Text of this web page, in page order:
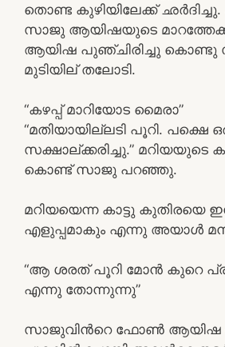
തൊണ്ട കുഴിയിലേക്ക് ഛർദിച്ചു.
സാജു ആയിഷയുടെ
ആയിഷ പുഞ്ചിരിച്ചു കൊണ്ടു
മുടിയില് തലോടി.
“കഴപ്പ് മാറിയോട മൈരാ”
“മതിയായില്ലടി പൂറി. പക്ഷെ
സക്ഷാല്ക്കരിച്ചു.” മറിയയുടെ
കൊണ്ട് സാജു പറഞ്ഞു.
മറിയയെന്ന കാട്ടു കുതിരയെ
എളുപ്പമാകും എന്നു അയാൾ
“ആ ശരത് പൂറി മോൻ കുറെ
എന്നു തോന്നുന്നു”
സാജുവിൻറെ ഫോൺ ആയിഷ